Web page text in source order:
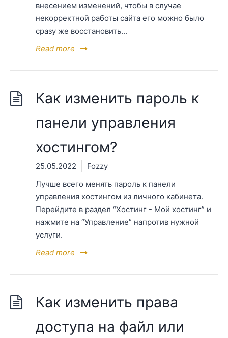
внесением изменений, чтобы в случае
некорректной работы сайта его можно было
сразу же восстановить...
Read more
Как изменить пароль к
панели управления
хостингом?
25.05.2022
Fozzy
Лучше всего менять пароль к панели
управления хостингом из личного кабинета.
Перейдите в раздел “Хостинг - Мой хостинг” и
нажмите на “Управление” напротив нужной
услуги.
Read more
Как изменить права
доступа на файл или